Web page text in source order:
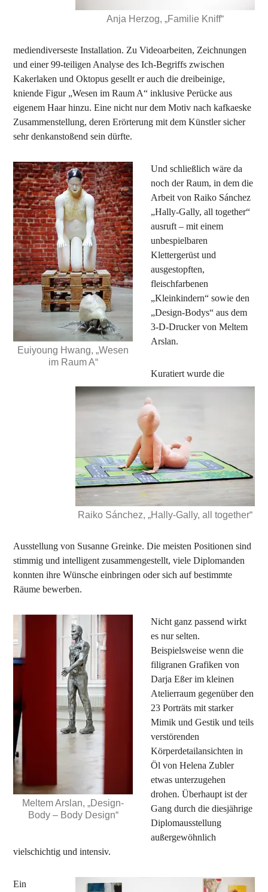
Anja Herzog, „Familie Kniff“
mediendiverseste Installation. Zu Videoarbeiten, Zeichnungen
und einer 99-teiligen Analyse des Ich-Begriffs zwischen
Kakerlaken und Oktopus gesellt er auch die dreibeinige,
kniende Figur „Wesen im Raum A“ inklusive Perücke aus
eigenem Haar hinzu. Eine nicht nur dem Motiv nach kafkaeske
Zusammenstellung, deren Erörterung mit dem Künstler sicher
sehr denkanstoßend sein dürfte.
Euiyoung Hwang, „Wesen
im Raum A“
Und schließlich wäre da
noch der Raum, in dem die
Arbeit von Raiko Sánchez
„Hally-Gally, all together“
ausruft – mit einem
unbespielbaren
Klettergerüst und
ausgestopften,
fleischfarbenen
„Kleinkindern“ sowie den
„Design-Bodys“ aus dem
3-D-Drucker von Meltem
Arslan.
Raiko Sánchez, „Hally-Gally, all together“
Kuratiert wurde die
Ausstellung von Susanne Greinke. Die meisten Positionen sind
stimmig und intelligent zusammengestellt, viele Diplomanden
konnten ihre Wünsche einbringen oder sich auf bestimmte
Räume bewerben.
Meltem Arslan, „Design-
Body – Body Design“
Nicht ganz passend wirkt
es nur selten.
Beispielsweise wenn die
filigranen Grafiken von
Darja Eßer im kleinen
Atelierraum gegenüber den
23 Porträts mit starker
Mimik und Gestik und teils
verstörenden
Körperdetailansichten in
Öl von Helena Zubler
etwas unterzugehen
drohen. Überhaupt ist der
Gang durch die diesjährige
Diplomausstellung
außergewöhnlich
vielschichtig und intensiv.
Ein